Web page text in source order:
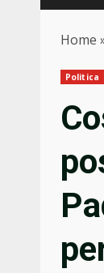
Home
Politica